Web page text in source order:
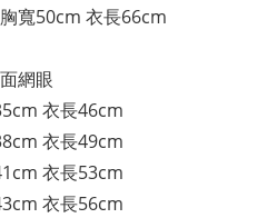
胸寬50cm 衣長66cm
網眼
衣長46cm
衣長49cm
衣長53cm
衣長56cm